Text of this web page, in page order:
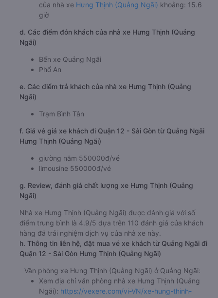
của nhà xe Hưng Thịnh (Quảng Ngãi) khoảng: 15.6
giờ
d. Các điểm đón khách của nhà xe Hưng Thịnh (Quảng
Ngãi)
Bến xe Quảng Ngãi
Phổ An
e. Các điểm trả khách của nhà xe Hưng Thịnh (Quảng
Ngãi)
Trạm Bình Tân
f. Giá vé giá xe khách đi Quận 12 - Sài Gòn từ Quảng Ngãi
Hưng Thịnh (Quảng Ngãi)
giường nằm 550000đ/vé
limousine 550000đ/vé
g. Review, đánh giá chất lượng xe Hưng Thịnh (Quảng
Ngãi)
Nhà xe Hưng Thịnh (Quảng Ngãi) được đánh giá với số
điểm trung bình là 4.9/5 dựa trên 110 đánh giá của khách
hàng đã trải nghiệm dịch vụ của nhà xe này.
h. Thông tin liên hệ, đặt mua vé xe khách từ Quảng Ngãi đi
Quận 12 - Sài Gòn Hưng Thịnh (Quảng Ngãi)
Văn phòng xe Hưng Thịnh (Quảng Ngãi) ở Quảng Ngãi:
Xem địa chỉ văn phòng nhà xe Hưng Thịnh (Quảng
Ngãi): https://vexere.com/vi-VN/xe-hung-thinh-